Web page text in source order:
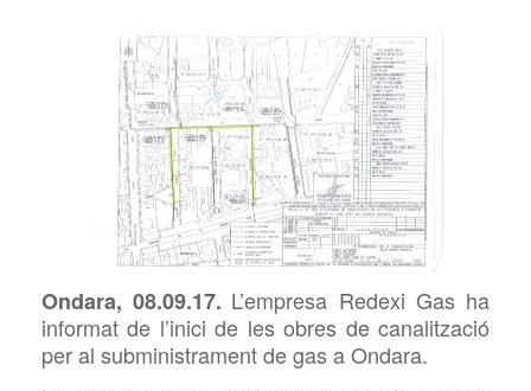
Ondara, 08.09.17. L’empresa Redexi Gas ha
informat de l’inici de les obres de canalització
per al subministrament de gas a Ondara.